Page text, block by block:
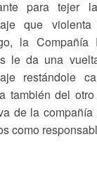
para tejer
que
la
le da una
restándole
también del
de la
como